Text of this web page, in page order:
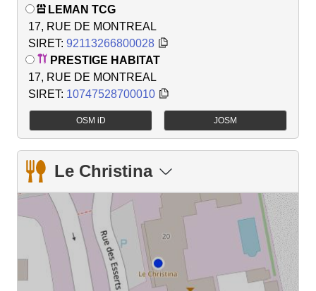
LEMAN TCG
17, RUE DE MONTREAL
SIRET: 92113266800028
PRESTIGE HABITAT
17, RUE DE MONTREAL
SIRET: 10747528700010
OSM iD JOSM
Le Christina